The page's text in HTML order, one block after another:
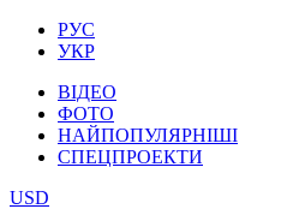
РУС
УКР
ВІДЕО
ФОТО
НАЙПОПУЛЯРНІШІ
СПЕЦПРОЕКТИ
USD